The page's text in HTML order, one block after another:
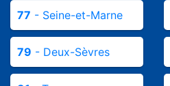
77 - Seine-et-Marne
79 - Deux-Sèvres